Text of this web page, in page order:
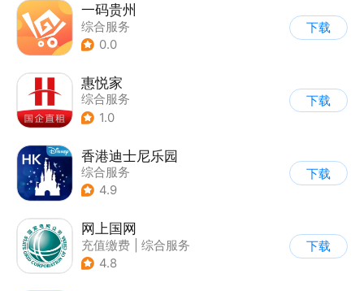
一码贵州
综合服务
0.0
下载
惠悦家
综合服务
1.0
下载
香港迪士尼乐园
综合服务
4.9
下载
网上国网
充值缴费
综合服务
4.8
下载